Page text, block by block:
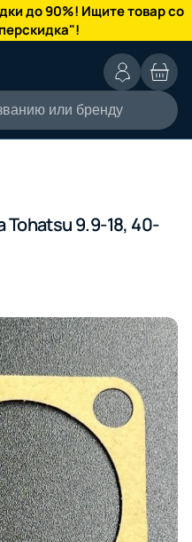
до 90%! Ищите товар со
или бренду
Tohatsu 9.9-18, 40-